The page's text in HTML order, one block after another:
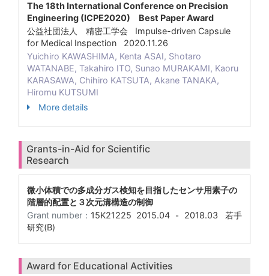
The 18th International Conference on Precision
Engineering (ICPE2020) Best Paper Award
公益社団法人 精密工学会 Impulse-driven Capsule
for Medical Inspection 2020.11.26
Yuichiro KAWASHIMA, Kenta ASAI, Shotaro
WATANABE, Takahiro ITO, Sunao MURAKAMI, Kaoru
KARASAWA, Chihiro KATSUTA, Akane TANAKA,
Hiromu KUTSUMI
More details
Grants-in-Aid for Scientific
Research
微小体積での多成分ガス検知を目指したセンサ用素子の
階層的配置と３次元溝構造の制御
Grant number： 15K21225 2015.04 - 2018.03 若手
研究(B)
Award for Educational Activities